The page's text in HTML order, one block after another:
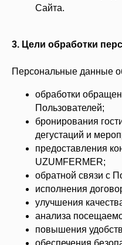
Сайта.
3. Цели обработки
Персональные данные
обработки
Пользователей;
бронирования
дегустаций и
предоставления
UZUMFERMER;
обратной связи с
исполнения
улучшения
анализа
повышения
обеспечения